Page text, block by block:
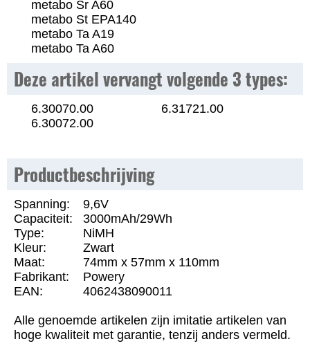
metabo Sr A60
metabo St EPA140
metabo Ta A19
metabo Ta A60
Deze artikel vervangt volgende 3 types:
6.30070.00
6.30072.00
6.31721.00
Productbeschrijving
Spanning:
9,6V
Capaciteit:
3000mAh/29Wh
Type:
NiMH
Kleur:
Zwart
Maat:
74mm x 57mm x 110mm
Fabrikant:
Powery
EAN:
4062438090011
Alle genoemde artikelen zijn imitatie artikelen van
hoge kwaliteit met garantie, tenzij anders vermeld.